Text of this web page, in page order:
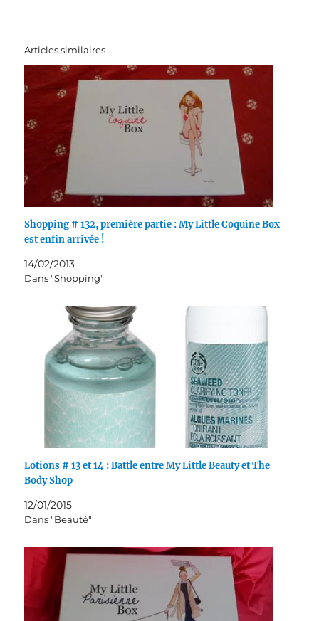
Articles similaires
Shopping # 132, première partie : My Little Coquine Box
est enfin arrivée !
14/02/2013
Dans "Shopping"
Lotions # 13 et 14 : Battle entre My Little Beauty et The
Body Shop
12/01/2015
Dans "Beauté"